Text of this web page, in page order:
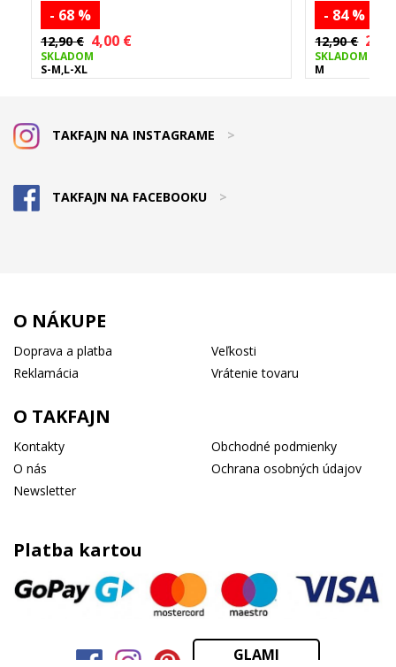
- 68 %
12,90 € 4,00 €
SKLADOM
S-M,L-XL
- 84 %
12,90 €
SKLADOM
M
TAKFAJN NA INSTAGRAME >
TAKFAJN NA FACEBOOKU >
O NÁKUPE
Doprava a platba
Veľkosti
Reklamácia
Vrátenie tovaru
O TAKFAJN
Kontakty
Obchodné podmienky
O nás
Ochrana osobných údajov
Newsletter
Platba kartou
GLAMI